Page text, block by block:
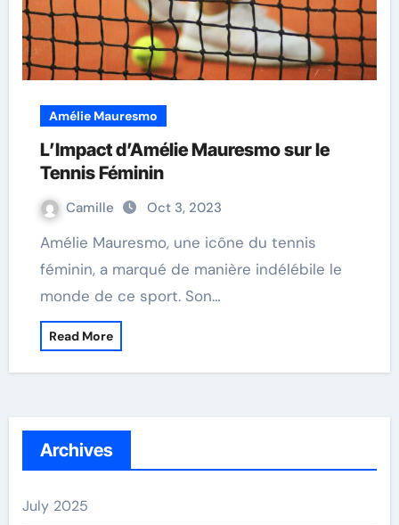
Amélie Mauresmo
L’Impact d’Amélie Mauresmo sur le
Tennis Féminin
Camille Oct 3, 2023
Amélie Mauresmo, une icône du tennis
féminin, a marqué de manière indélébile le
monde de ce sport. Son…
Read More
Archives
July 2025